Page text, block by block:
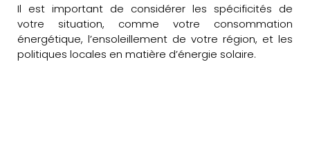
Il est important de considérer les spécificités de
votre situation, comme votre consommation
énergétique, l’ensoleillement de votre région, et les
politiques locales en matière d’énergie solaire.